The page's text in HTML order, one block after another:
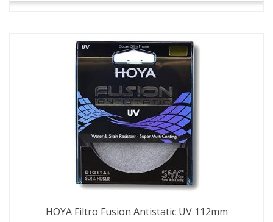
HOYA Filtro Fusion Antistatic UV 112mm